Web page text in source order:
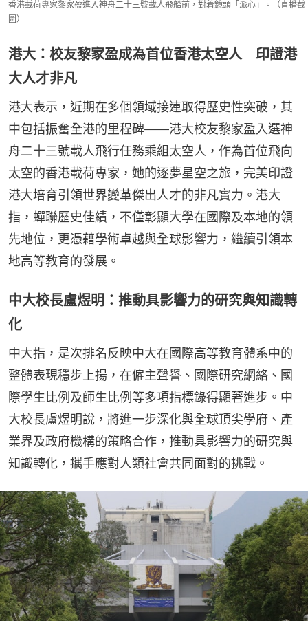
香港載荷專家黎家盈進入神舟二十三號載人飛船前，對着鏡頭「派心」。（直播截
圖）
港大：校友黎家盈成為首位香港太空人 印證港
大人才非凡
港大表示，近期在多個領域接連取得歷史性突破，其
中包括振奮全港的里程碑——港大校友黎家盈入選神
舟二十三號載人飛行任務乘組太空人，作為首位飛向
太空的香港載荷專家，她的逐夢星空之旅，完美印證
港大培育引領世界變革傑出人才的非凡實力。港大
指，蟬聯歷史佳績，不僅彰顯大學在國際及本地的領
先地位，更憑藉學術卓越與全球影響力，繼續引領本
地高等教育的發展。
中大校長盧煜明：推動具影響力的研究與知識轉
化
中大指，是次排名反映中大在國際高等教育體系中的
整體表現穩步上揚，在僱主聲譽、國際研究網絡、國
際學生比例及師生比例等多項指標錄得顯著進步。中
大校長盧煜明說，將進一步深化與全球頂尖學府、產
業界及政府機構的策略合作，推動具影響力的研究與
知識轉化，攜手應對人類社會共同面對的挑戰。